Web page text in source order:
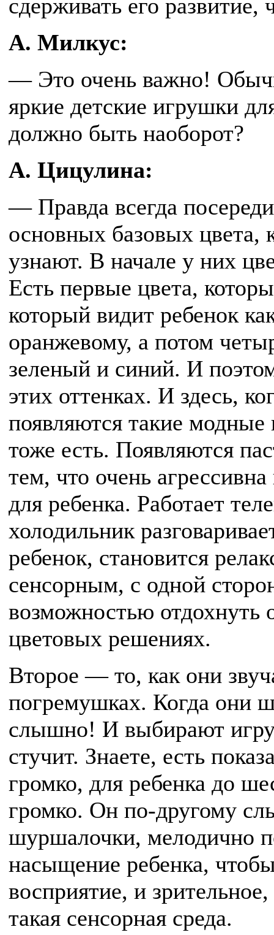
сдерживать его развитие,
А. Милкус:
— Это очень важно!
яркие детские игрушки
должно быть наоборот?
А. Цицулина:
— Правда всегда
основных базовых цвета,
узнают. В начале у них
Есть первые цвета,
который видит ребенок
оранжевому, а потом
зеленый и синий. И
этих оттенках. И здесь,
появляются такие
тоже есть. Появляются
тем, что очень
для ребенка. Работает
холодильник
ребенок, становится
сенсорным, с одной
возможностью отдохнуть
цветовых решениях.
Второе — то, как они
погремушках. Когда они
слышно! И выбирают
стучит. Знаете, есть
громко, для ребенка до
громко. Он по-другому
шуршалочки, мелодично
насыщение ребенка,
восприятие, и
такая сенсорная среда.